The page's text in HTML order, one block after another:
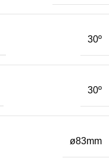
30º
30º
ø83mm